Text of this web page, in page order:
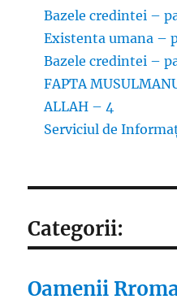
Bazele credintei –
Existenta umana –
Bazele credintei –
FAPTA
ALLAH – 4
Serviciul de
Categorii:
Oamenii